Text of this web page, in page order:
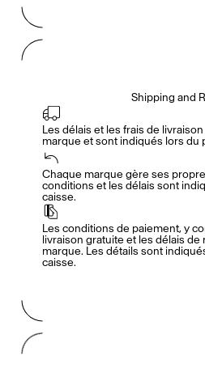
Accès complet pour les
Shipping and
Les délais et les frais de
marque et sont indiqués lors du
Chaque marque gère ses
conditions et les délais sont
caisse.
Les conditions de paiement, y
livraison gratuite et les délais de
marque. Les détails sont
caisse.